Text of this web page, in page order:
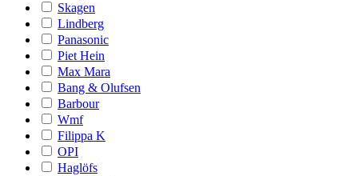
Skagen
Lindberg
Panasonic
Piet Hein
Max Mara
Bang & Olufsen
Barbour
Wmf
Filippa K
OPI
Haglöfs